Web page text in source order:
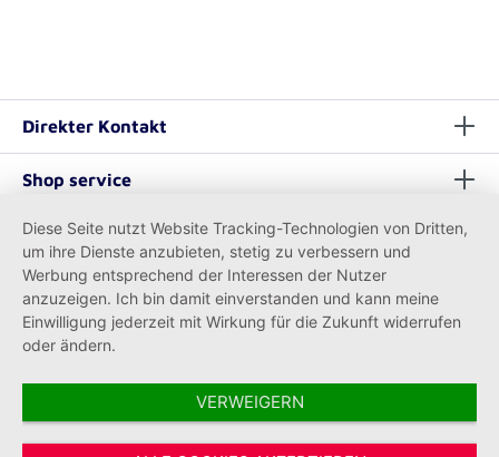
Direkter Kontakt
Shop service
Informationen
Vertrag widerrufen
Diese Seite nutzt Website Tracking-Technologien von Dritten,
um ihre Dienste anzubieten, stetig zu verbessern und
Werbung entsprechend der Interessen der Nutzer
anzuzeigen. Ich bin damit einverstanden und kann meine
Einwilligung jederzeit mit Wirkung für die Zukunft widerrufen
oder ändern.
VERWEIGERN